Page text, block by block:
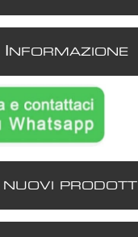
NFORMAZIONE
NUOVI PRODOTTI